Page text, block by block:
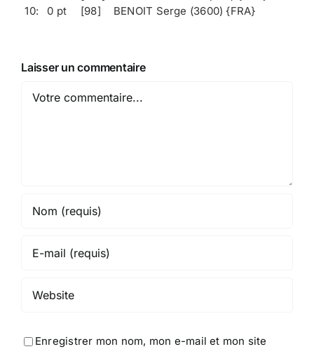
10:
0 pt [98] BENOIT Serge (3600) {FRA}
Laisser un commentaire
Enregistrer mon nom, mon e-mail et mon site